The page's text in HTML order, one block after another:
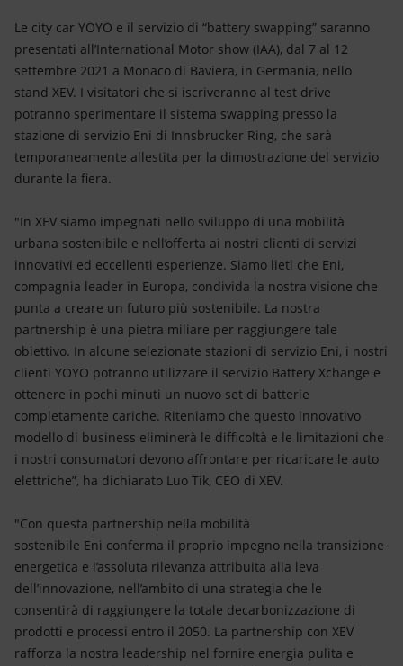
Le city car YOYO e il servizio di “battery swapping” saranno
presentati all’International Motor show (IAA), dal 7 al 12
settembre 2021 a Monaco di Baviera, in Germania, nello
stand XEV. I visitatori che si iscriveranno al test drive
potranno sperimentare il sistema swapping presso la
stazione di servizio Eni di Innsbrucker Ring, che sarà
temporaneamente allestita per la dimostrazione del servizio
durante la fiera.
"In XEV siamo impegnati nello sviluppo di una mobilità
urbana sostenibile e nell’offerta ai nostri clienti di servizi
innovativi ed eccellenti esperienze. Siamo lieti che Eni,
compagnia leader in Europa, condivida la nostra visione che
punta a creare un futuro più sostenibile. La nostra
partnership è una pietra miliare per raggiungere tale
obiettivo. In alcune selezionate stazioni di servizio Eni, i nostri
clienti YOYO potranno utilizzare il servizio Battery Xchange e
ottenere in pochi minuti un nuovo set di batterie
completamente cariche. Riteniamo che questo innovativo
modello di business eliminerà le difficoltà e le limitazioni che
i nostri consumatori devono affrontare per ricaricare le auto
elettriche”, ha dichiarato Luo Tik, CEO di XEV.
"Con questa partnership nella mobilità
sostenibile Eni conferma il proprio impegno nella transizione
energetica e l’assoluta rilevanza attribuita alla leva
dell’innovazione, nell’ambito di una strategia che le
consentirà di raggiungere la totale decarbonizzazione di
prodotti e processi entro il 2050. La partnership con XEV
rafforza la nostra leadership nel fornire energia pulita e